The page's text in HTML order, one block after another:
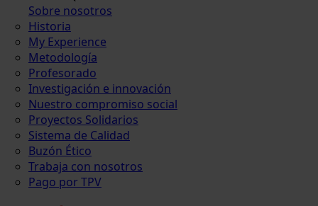
Sobre nosotros
Historia
My Experience
Metodología
Profesorado
Investigación e innovación
Nuestro compromiso social
Proyectos Solidarios
Sistema de Calidad
Buzón Ético
Trabaja con nosotros
Pago por TPV